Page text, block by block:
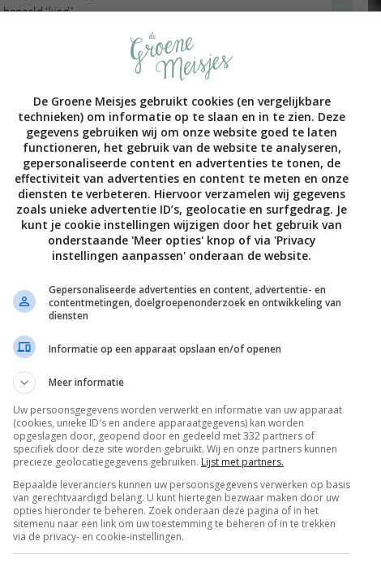
‘kind.’
het Nederlands te vertalen. Is het aardig zijn? Is het
mij is het een beetje een combinatie van van
denk ik: ja, dat is kindness. Ik zal een paar
I’m not clever or good looking. But I’m kind.’
go to heaven, but because when I do something bad, I
oprechter persoon dan hij. Als hij blij is, is hij blij.
Waarom niet? Omdat hij niet weet hoe dat werkt. Wij
ons beter voor dan we zijn, we vergeten de
van de zaak zijn we veel (waarschijnlijk te veel) met
iedereen – ook mensen die we absoluut niet
om deze te uiten. Natuurlijk, voor ‘onze eigen
staan we altijd klaar. Maar voor vreemden?
Waarom zouden we daar aardig tegen moeten
valt echt op dat er mensen zijn die gewoon kunnen
supermarkt, op straat, wanneer je iemand hulp
is het een ‘grote stad dingetje,’ en herkennen de
totaal niet, maar ik loop er regelmatig tegenaan. Ik
in hun uitingen. In het verkeer, aan de telefoon of op
stemmen.
De Groene Meisjes gebruikt cookies (en vergelijkbare
technieken) om informatie op te slaan en in te zien. Deze
gegevens gebruiken wij om onze website goed te laten
functioneren, het gebruik van de website te analyseren,
gepersonaliseerde content en advertenties te tonen, de
effectiviteit van advertenties en content te meten en onze
diensten te verbeteren. Hiervoor verzamelen wij gegevens
zoals unieke advertentie ID’s, geolocatie en surfgedrag. Je
kunt je cookie instellingen wijzigen door het gebruik van
onderstaande 'Meer opties' knop of via 'Privacy
instellingen aanpassen' onderaan de website.
Gepersonaliseerde advertenties en content, advertentie- en
contentmetingen, doelgroepenonderzoek en ontwikkeling van
diensten
Informatie op een apparaat opslaan en/of openen
Meer informatie
Uw persoonsgegevens worden verwerkt en informatie van uw apparaat
(cookies, unieke ID's en andere apparaatgegevens) kan worden
opgeslagen door, geopend door en gedeeld met 332 partners of
specifiek door deze site worden gebruikt. Wij en onze partners kunnen
precieze geolocatiegegevens gebruiken. Lijst met partners.
Bepaalde leveranciers kunnen uw persoonsgegevens verwerken op basis
van gerechtvaardigd belang. U kunt hiertegen bezwaar maken door uw
opties hieronder te beheren. Zoek onderaan deze pagina of in het
sitemenu naar een link om uw toestemming te beheren of in te trekken
via de privacy- en cookie-instellingen.